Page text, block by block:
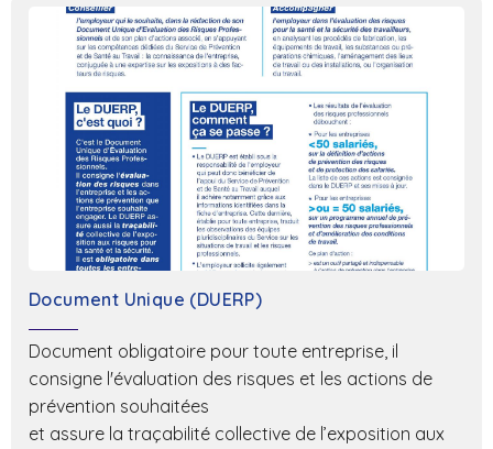
Document Unique (DUERP)
Document obligatoire pour toute entreprise, il
consigne l'évaluation des risques et les actions de
prévention souhaitées
et assure la traçabilité collective de l’exposition aux